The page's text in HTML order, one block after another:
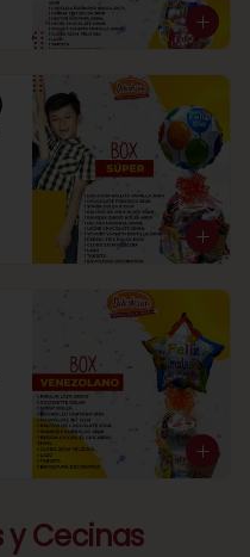
y Cecinas